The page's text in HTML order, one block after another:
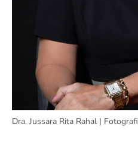
Dra. Jussara Rita Rahal |